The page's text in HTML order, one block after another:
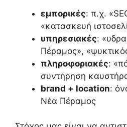
εμπορικές: π.χ.
«κατασκευή
υπηρεσιακές:
Πέραμος»,
πληροφοριακές:
συντήρηση
brand + location:
Νέα Πέραμος